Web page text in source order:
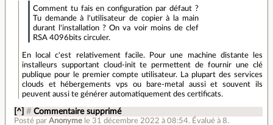
Comment tu fais en configuration par défaut ?
Tu demande à l'utilisateur de copier à la main
durant l'installation ? On va voir moins de clef
RSA 4096bits circuler.
En local c'est relativement facile. Pour une machine distante les
installeurs supportant cloud-init te permettent de fournir une clé
publique pour le premier compte utilisateur. La plupart des services
clouds et hébergements vps ou bare-metal aussi et souvent ils
peuvent aussi te générer automatiquement des certificats.
[^] # Commentaire supprimé
Posté parAnonyme le 31 décembre 2022 à 08:54. Évalué à8.